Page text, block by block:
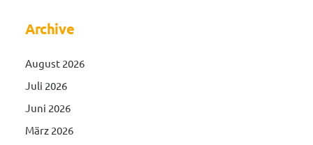
Archive
August 2026
Juli 2026
Juni 2026
März 2026